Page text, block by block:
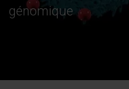
génomique